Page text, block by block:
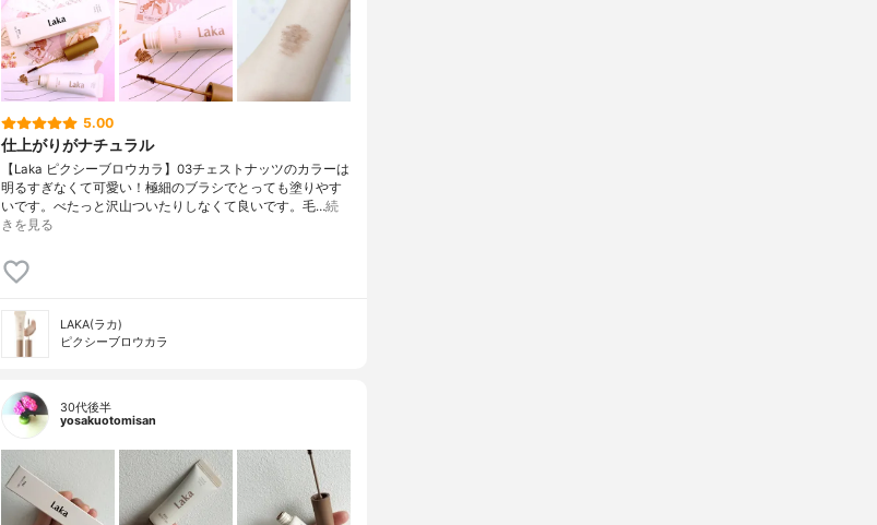
5.00
仕上がりがナチュラル
【Laka ピクシーブロウカラ】03チェストナッツのカラーは
明るすぎなくて可愛い！極細のブラシでとっても塗りやす
いです。べたっと沢山ついたりしなくて良いです。毛…続
きを見る
LAKA(ラカ)
ピクシーブロウカラ
30代後半
yosakuotomisan